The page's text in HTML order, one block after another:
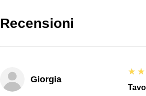
Recensioni
Giorgia
5